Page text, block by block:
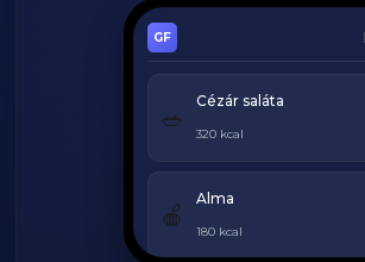
🥗
Cézár saláta
320 kcal
🍎
Alma
180 kcal